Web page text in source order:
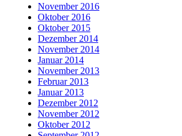
November 2016
Oktober 2016
Oktober 2015
Dezember 2014
November 2014
Januar 2014
November 2013
Februar 2013
Januar 2013
Dezember 2012
November 2012
Oktober 2012